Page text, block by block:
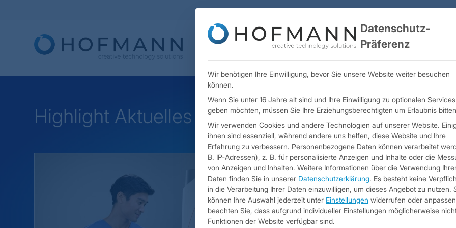
Unternehmen Leistungen Technologien
Highlight Aktuelles
Termine &
/ Blog Termine &
Datenschutz-
Präferenz
Wir benötigen Ihre Einwilligung, bevor Sie unsere Website weiter besuchen
können.
Wenn Sie unter 16 Jahre alt sind und Ihre Einwilligung zu optionalen Services
geben möchten, müssen Sie Ihre Erziehungsberechtigten um Erlaubnis
Wir verwenden Cookies und andere Technologien auf unserer Website.
ihnen sind essenziell, während andere uns helfen, diese Website und Ihre
Erfahrung zu verbessern. Personenbezogene Daten können verarbeitet
B. IP-Adressen), z. B. für personalisierte Anzeigen und Inhalte oder die
von Anzeigen und Inhalten. Weitere Informationen über die Verwendung
Daten finden Sie in unserer Datenschutzerklärung. Es besteht keine
in die Verarbeitung Ihrer Daten einzuwilligen, um dieses Angebot zu nutzen.
können Ihre Auswahl jederzeit unter Einstellungen widerrufen oder
beachten Sie, dass aufgrund individueller Einstellungen möglicherweise
Funktionen der Website verfügbar sind.